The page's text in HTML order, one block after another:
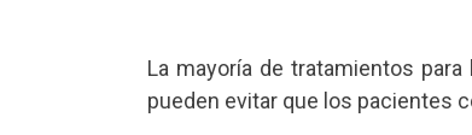
La mayoría de tratamientos
pueden evitar que los pacientes